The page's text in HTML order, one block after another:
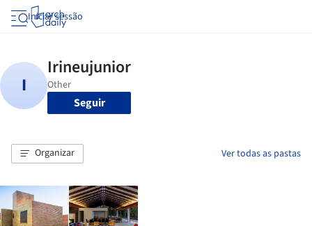
Iniciar sessão
Seguir
Organizar Ver todas as pastas